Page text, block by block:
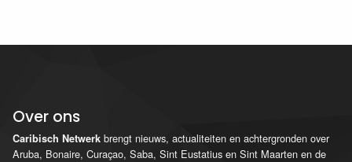
Over ons
Caribisch Netwerk brengt nieuws, actualiteiten en achtergronden over
Aruba, Bonaire, Curaçao, Saba, Sint Eustatius en Sint Maarten en de